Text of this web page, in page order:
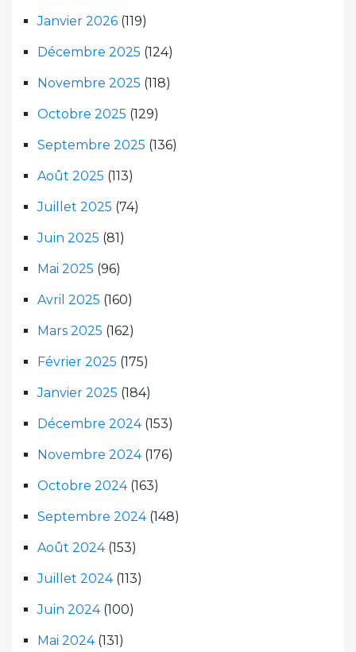
Janvier 2026 (119)
Décembre 2025 (124)
Novembre 2025 (118)
Octobre 2025 (129)
Septembre 2025 (136)
Août 2025 (113)
Juillet 2025 (74)
Juin 2025 (81)
Mai 2025 (96)
Avril 2025 (160)
Mars 2025 (162)
Février 2025 (175)
Janvier 2025 (184)
Décembre 2024(153)
Novembre 2024(176)
Octobre 2024(163)
Septembre 2024(148)
Août 2024(153)
Juillet 2024(113)
Juin 2024(100)
Mai 2024(131)